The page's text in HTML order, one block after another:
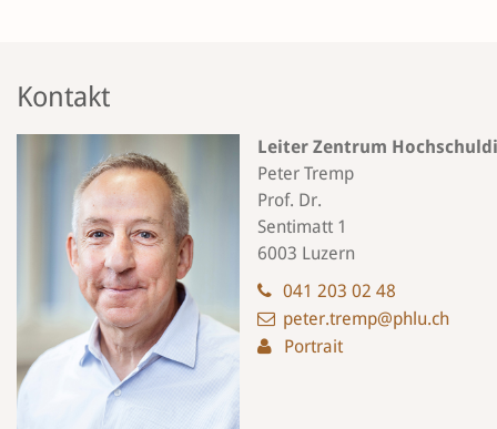
Kontakt
Leiter Zentrum
Peter Tremp
Prof. Dr.
Sentimatt 1
6003 Luzern
041 203 02 48
peter.tremp@phlu.ch
Portrait